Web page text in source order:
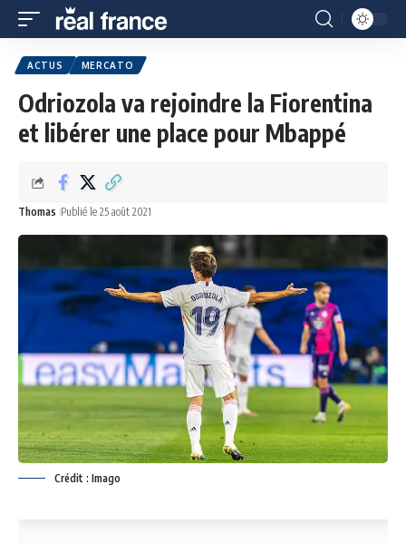
ACTUS MERCATO
Odriozola va rejoindre la Fiorentina
et libérer une place pour Mbappé
Thomas Publié le 25 août 2021
Crédit : Imago